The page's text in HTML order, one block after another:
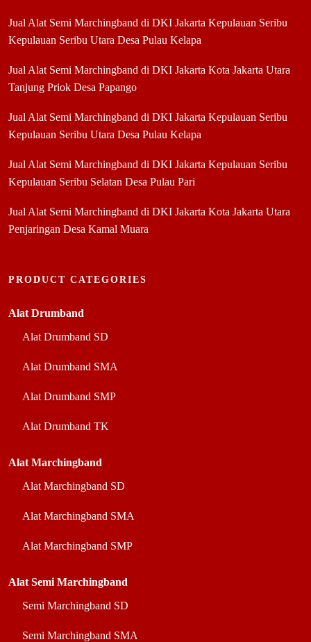
Jual Alat Semi Marchingband di DKI Jakarta Kepulauan Seribu
Kepulauan Seribu Utara Desa Pulau Kelapa
Jual Alat Semi Marchingband di DKI Jakarta Kota Jakarta Utara
Tanjung Priok Desa Papango
Jual Alat Semi Marchingband di DKI Jakarta Kepulauan Seribu
Kepulauan Seribu Utara Desa Pulau Kelapa
Jual Alat Semi Marchingband di DKI Jakarta Kepulauan Seribu
Kepulauan Seribu Selatan Desa Pulau Pari
Jual Alat Semi Marchingband di DKI Jakarta Kota Jakarta Utara
Penjaringan Desa Kamal Muara
PRODUCT CATEGORIES
Alat Drumband
Alat Drumband SD
Alat Drumband SMA
Alat Drumband SMP
Alat Drumband TK
Alat Marchingband
Alat Marchingband SD
Alat Marchingband SMA
Alat Marchingband SMP
Alat Semi Marchingband
Semi Marchingband SD
Semi Marchingband SMA